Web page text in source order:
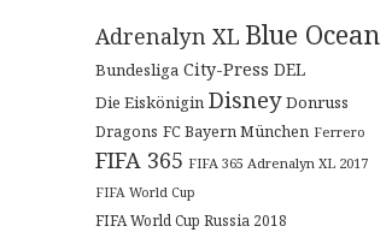
Adrenalyn XL Blue Ocean
Bundesliga City-Press DEL
Die Eiskönigin Disney Donruss
Dragons FC Bayern München Ferrero
FIFA 365 FIFA 365 Adrenalyn XL 2017
FIFA World Cup
FIFA World Cup Russia 2018